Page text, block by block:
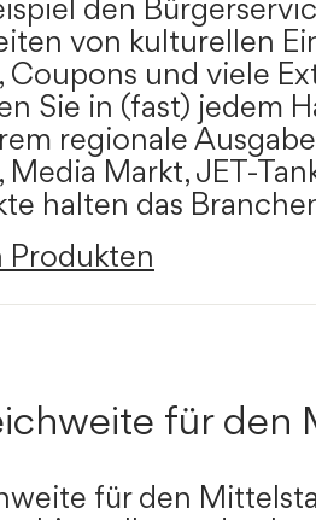
den
von kulturellen
Coupons und viele
Sie in (fast) jedem
regionale
Media Markt, JET-
halten das
Produkten
für den
für den